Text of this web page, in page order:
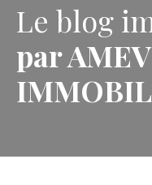
Le blog
par